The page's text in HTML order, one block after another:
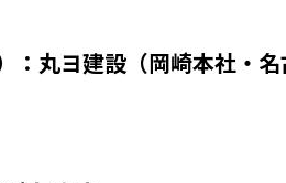
丸ヨ建設（岡崎本社・名